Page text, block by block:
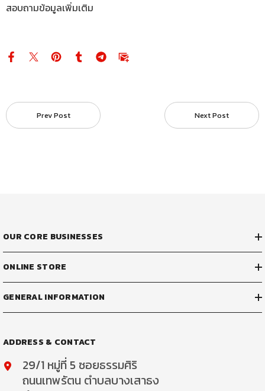
สอบถามข้อมูลเพิ่มเติม
Prev Post Next Post
OUR CORE BUSINESSES
ONLINE STORE
GENERAL INFORMATION
ADDRESS & CONTACT
29/1 หมู่ที่ 5 ซอยธรรมศิริ
ถนนเทพรัตน ตำบลบางเสาธง